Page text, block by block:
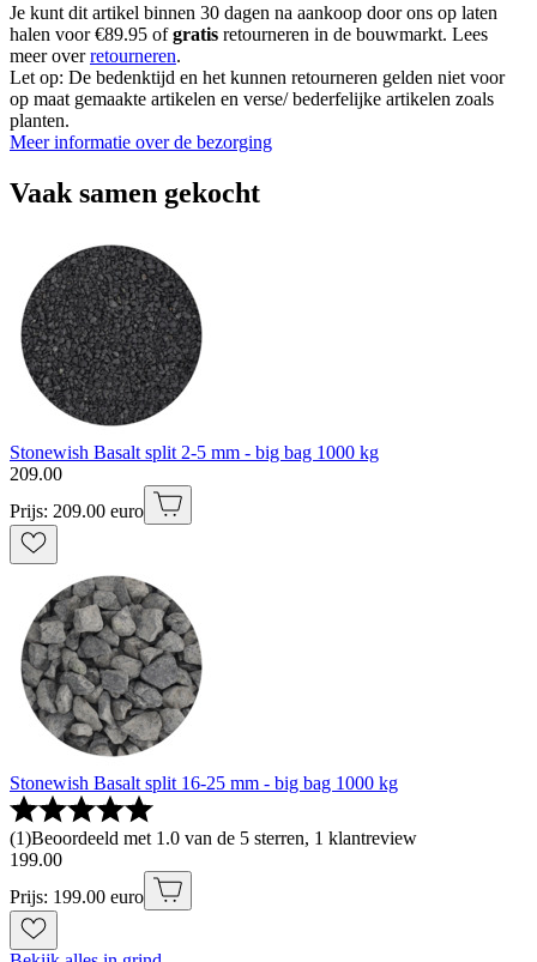
Je kunt dit artikel binnen 30 dagen na aankoop door ons op laten
halen voor €89.95 ofgratis retourneren in de bouwmarkt. Lees
meer overretourneren.
Let op: De bedenktijd en het kunnen retourneren gelden niet voor
op maat gemaakte artikelen en verse/ bederfelijke artikelen zoals
planten.
Meer informatie over de bezorging
Vaak samen gekocht
Stonewish Basalt split 2-5 mm - big bag 1000 kg
209.00
Prijs: 209.00 euro
Stonewish Basalt split 16-25 mm - big bag 1000 kg
(1)Beoordeeld met 1.0 van de 5 sterren, 1 klantreview
199.00
Prijs: 199.00 euro